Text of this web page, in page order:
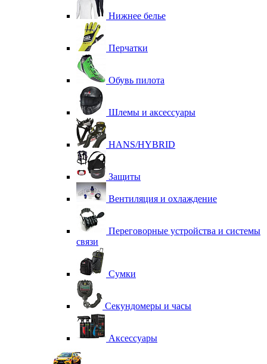
Нижнее белье
Перчатки
Обувь пилота
Шлемы и аксессуары
HANS/HYBRID
Защиты
Вентиляция и охлаждение
Переговорные устройства и системы
связи
Сумки
Секундомеры и часы
Аксессуары